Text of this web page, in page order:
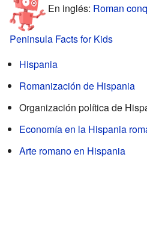
En inglés: Roman
Peninsula Facts for Kids
Hispania
Romanización de Hispania
Organización política de
Economía en la Hispania
Arte romano en Hispania